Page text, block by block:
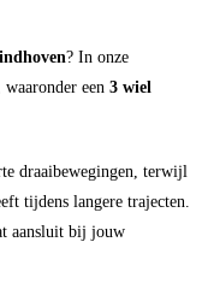
? In onze
een 3 wiel
draaibewegingen, terwijl
tijdens langere trajecten.
aansluit bij jouw